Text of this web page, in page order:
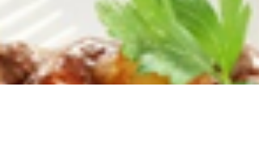
émincé, 75 g de champignons de paris, en
tranches 1/2 cuillère à café de poivre noir
moulu, 2 cubes de bouillon de bœuf ; 200
g de fromage à tartiner, 1 poignée de